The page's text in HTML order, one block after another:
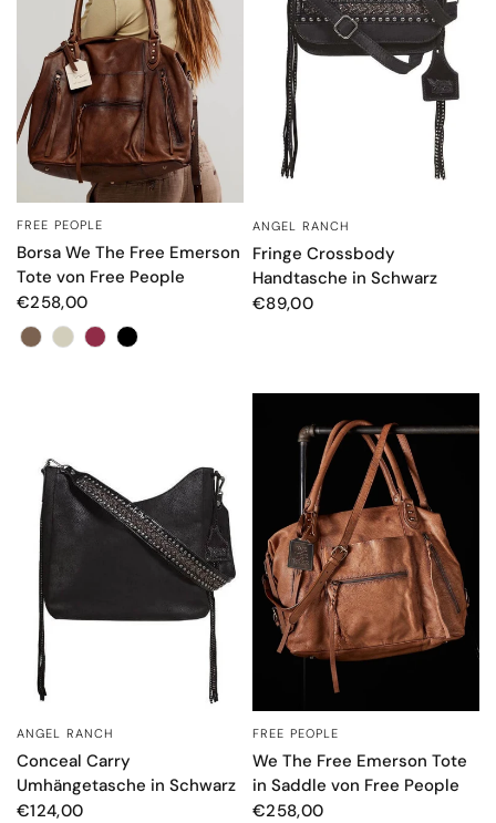
SCHNELLANSICHT
FREE PEOPLE
Borsa We The Free Emerson
Tote von Free People
€258,00
Color
SCHNELLANSICHT
ANGEL RANCH
Fringe Crossbody
Handtasche in Schwarz
€89,00
SCHNELLANSICHT
ANGEL RANCH
Conceal Carry
Umhängetasche in Schwarz
€124,00
SCHNELLANSICHT
FREE PEOPLE
We The Free Emerson Tote
in Saddle von Free People
€258,00